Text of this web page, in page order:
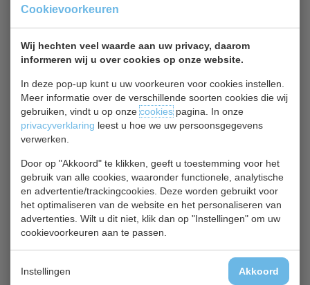
Cookievoorkeuren
Wij hechten veel waarde aan uw privacy, daarom
informeren wij u over cookies op onze website.
In deze pop-up kunt u uw voorkeuren voor cookies instellen.
Meer informatie over de verschillende soorten cookies die wij
gebruiken, vindt u op onzecookiespagina. In onze
privacyverklaring leest u hoe we uw persoonsgegevens
verwerken.
Door op "Akkoord" te klikken, geeft u toestemming voor het
gebruik van alle cookies, waaronder functionele, analytische
en advertentie/trackingcookies. Deze worden gebruikt voor
het optimaliseren van de website en het personaliseren van
advertenties. Wilt u dit niet, klik dan op "Instellingen" om uw
cookievoorkeuren aan te passen.
Instellingen Akkoord
Terug naar overzicht
Beschrijving Specificaties Bijlages
Combisteel inox plank met dragers
breed 150 x diep 30 cm
RVS wandplank + konsoles, maten 150 x 30 cm zeer
Maar ook voor uw slagerij, traiteur, kapsalon, tattooshop.
Gerelateerde producten
Combisteel 7812.0015